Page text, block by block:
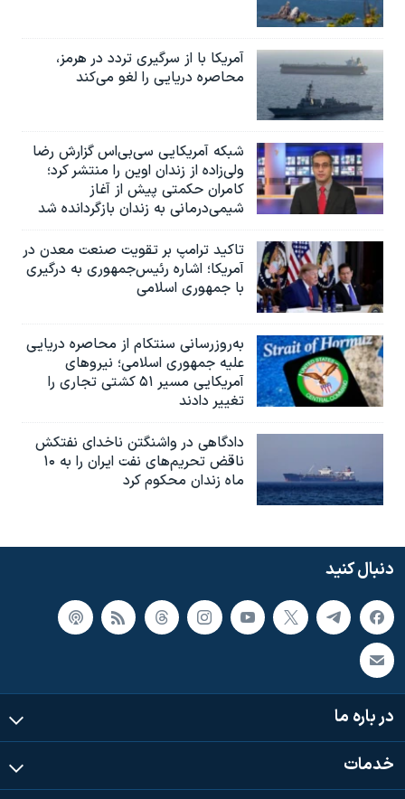
نرگس محمدی برنده جایزه نوبل صلح
همایش محافظه‌کاران آمریکا «سی‌پک»
صفحه‌های ویژه
سفر پرزیدنت ترامپ به چین
آمریکا با از سرگیری تردد در هرمز،
محاصره دریایی را لغو می‌کند
شبکه آمریکایی سی‌بی‌‌اس گزارش رضا
ولی‌زاده از زندان اوین را منتشر کرد؛
کامران حکمتی پیش از آغاز
شیمی‌درمانی به زندان بازگردانده شد
تاکید ترامپ بر تقویت صنعت معدن در
آمریکا؛ اشاره رئیس‌جمهوری به درگیری
با جمهوری اسلامی
به‌روزرسانی سنتکام از محاصره دریایی
علیه جمهوری اسلامی؛ نیروهای
آمریکایی مسیر ۵۱ کشتی تجاری را
تغییر دادند
دادگاهی در واشنگتن ناخدای نفتکش
ناقض تحریم‌های نفت ایران را به ۱۰
ماه زندان محکوم کرد
دنبال کنید
در باره ما
خدمات